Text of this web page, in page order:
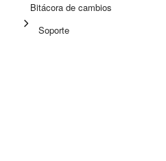
Bitácora de cambios
Soporte